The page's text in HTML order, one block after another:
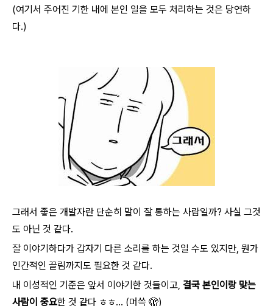
(여기서 주어진 기한 내에 본인 일을 모두 처리하는 것은 당연하
다.)
그래서 좋은 개발자란 단순히 말이 잘 통하는 사람일까? 사실 그것
도 아닌 것 같다.
잘 이야기하다가 갑자기 다른 소리를 하는 것일 수도 있지만, 뭔가
인간적인 끌림까지도 필요한 것 같다.
내 이성적인 기준은 앞서 이야기한 것들이고, 결국 본인이랑 맞는
사람이 중요한 것 같다 ㅎㅎ... (머쓱 🫣)